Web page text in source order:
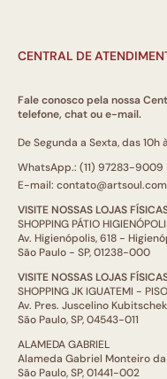
CENTRAL DE
Fale conosco pela nossa
telefone, chat ou e-mail.
De Segunda a Sexta, das 10h
WhatsApp.: (11) 97283-9009
E-mail:
VISITE NOSSAS LOJAS
SHOPPING PÁTIO
Av. Higienópolis, 618 -
São Paulo - SP, 01238-000
VISITE NOSSAS LOJAS
SHOPPING JK IGUATEMI -
Av. Pres. Juscelino
São Paulo, SP, 04543-011
ALAMEDA GABRIEL
Alameda Gabriel Monteiro da
São Paulo, SP, 01441-002